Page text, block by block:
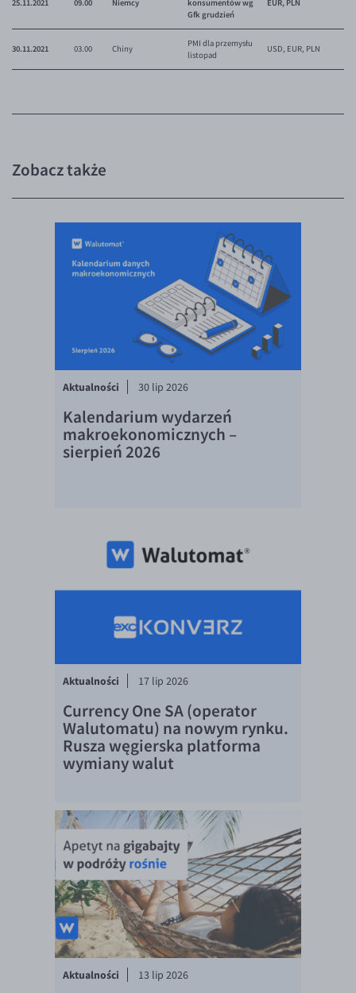
25.11.2021 09.00 Niemcy
konsumentów wg
Gfk grudzień
EUR, PLN
30.11.2021 03.00 Chiny
PMI dla przemysłu
listopad
USD, EUR, PLN
Zobacz także
Aktualności 30 lip 2026
Kalendarium wydarzeń
makroekonomicznych –
sierpień 2026
Aktualności 17 lip 2026
Currency One SA (operator
Walutomatu) na nowym rynku.
Rusza węgierska platforma
wymiany walut
Aktualności 13 lip 2026